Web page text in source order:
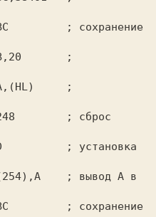
;
; сброс
; установка
; вывод A в
; сохранение